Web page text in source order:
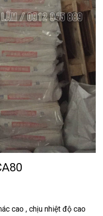
cao , chịu nhiệt độ cao